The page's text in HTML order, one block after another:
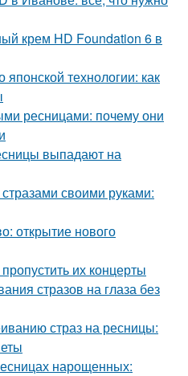
крем HD Foundation 6 в
технологии: как
ресницами: почему они
выпадают на
своими руками:
открытие нового
их концерты
стразов на глаза без
страз на ресницы:
нарощенных: